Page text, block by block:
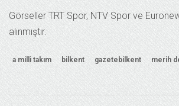
Görseller TRT Spor, NTV Spor ve
alınmıştır.
a milli takım bilkent gazetebilkent merih